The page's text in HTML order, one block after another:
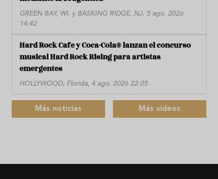
GREEN BAY, WI, y BASKING RIDGE, NJ, 5 ago. 2026
14:42
Hard Rock Cafe y Coca-Cola® lanzan el concurso
musical Hard Rock Rising para artistas
emergentes
HOLLYWOOD, Florida, 4 ago. 2026 22:05
Más noticias Más videos